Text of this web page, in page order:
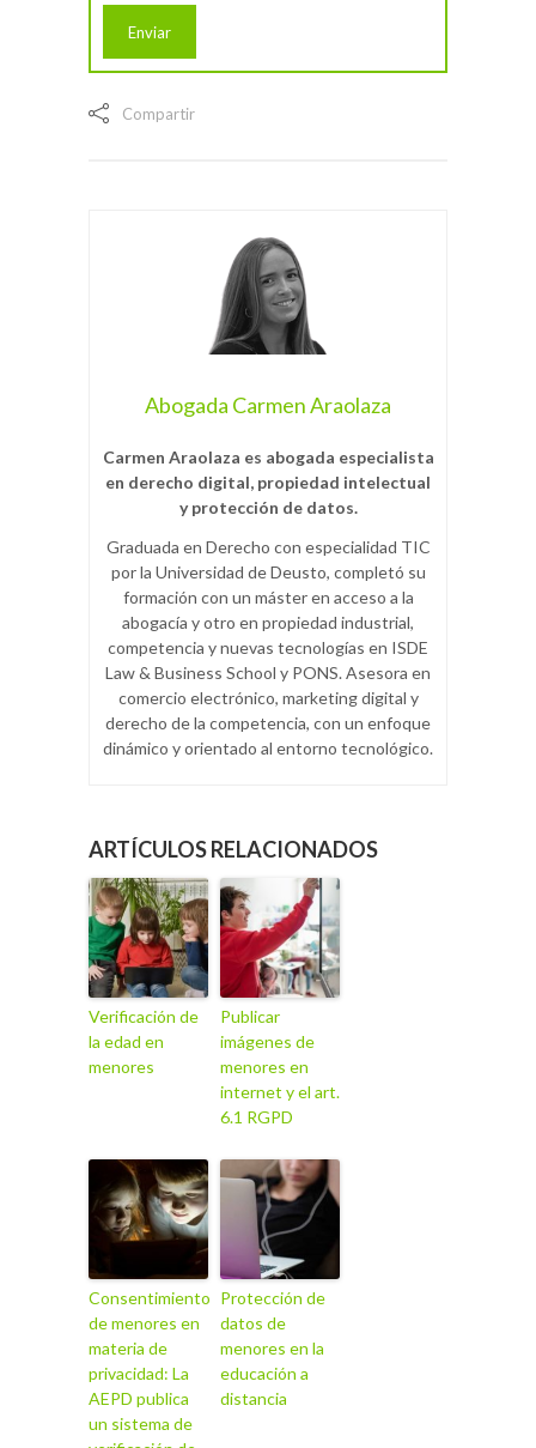
Compartir
Abogada Carmen Araolaza
Carmen Araolaza es abogada especialista
en derecho digital, propiedad intelectual
y protección de datos.
Graduada en Derecho con especialidad TIC
por la Universidad de Deusto, completó su
formación con un máster en acceso a la
abogacía y otro en propiedad industrial,
competencia y nuevas tecnologías en ISDE
Law & Business School y PONS. Asesora en
comercio electrónico, marketing digital y
derecho de la competencia, con un enfoque
dinámico y orientado al entorno tecnológico.
ARTÍCULOS RELACIONADOS
Verificación de
la edad en
menores
Publicar
imágenes de
menores en
internet y el art.
6.1 RGPD
Consentimiento
de menores en
materia de
privacidad: La
AEPD publica
un sistema de
Protección de
datos de
menores en la
educación a
distancia